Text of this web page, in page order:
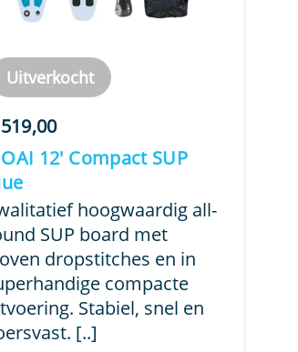
Uitverkocht
12′ Compact SUP
hoogwaardig all-
SUP board met
dropstitches en in
compacte
Stabiel, snel en
[..]